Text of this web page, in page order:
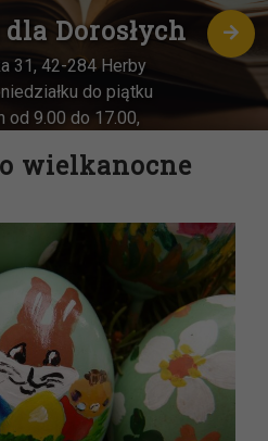
Dorosłych
31, 42-284 Herby
do piątku
od 9.00 do 17.00,
9:00-13:00
wielkanocne